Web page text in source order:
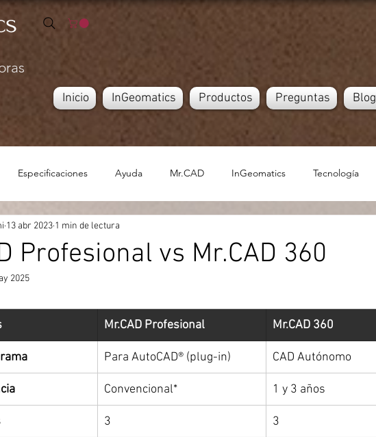
Inicio InGeomatics Productos Preguntas Blog
Especificaciones Ayuda Mr.CAD InGeomatics Tecnología
Profesional vs Mr.CAD 360
13 abr 2023 1 min de lectura
2025
de 5 estrellas.
Mr.CAD Profesional Mr.CAD 360
Para AutoCAD® (plug-in) CAD Autónomo
Convencional* 1 y 3 años
3 3